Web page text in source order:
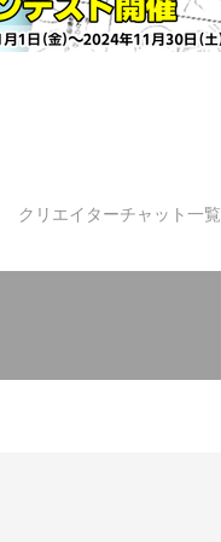
クリエイターチャット一覧